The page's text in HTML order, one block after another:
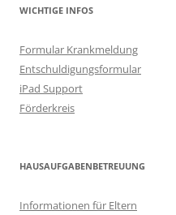
WICHTIGE INFOS
Formular Krankmeldung
Entschuldigungsformular
iPad Support
Förderkreis
HAUSAUFGABENBETREUUNG
Informationen für Eltern